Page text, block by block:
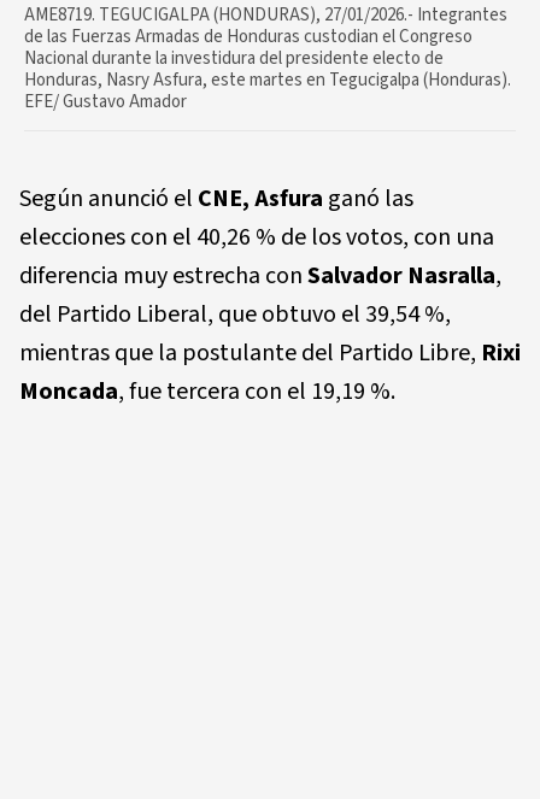
AME8719. TEGUCIGALPA (HONDURAS), 27/01/2026.- Integrantes
de las Fuerzas Armadas de Honduras custodian el Congreso
Nacional durante la investidura del presidente electo de
Honduras, Nasry Asfura, este martes en Tegucigalpa (Honduras).
EFE/ Gustavo Amador
Según anunció el CNE, Asfura ganó las
elecciones con el 40,26 % de los votos, con una
diferencia muy estrecha conSalvador Nasralla,
del Partido Liberal, que obtuvo el 39,54 %,
mientras que la postulante del Partido Libre, Rixi
Moncada, fue tercera con el 19,19 %.